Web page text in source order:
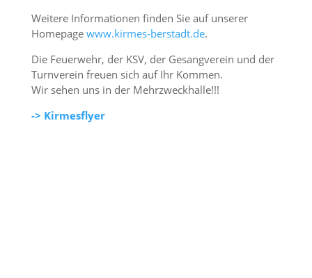
Weitere Informationen finden Sie auf unserer
Homepage www.kirmes-berstadt.de.
Die Feuerwehr, der KSV, der Gesangverein und der
Turnverein freuen sich auf Ihr Kommen.
Wir sehen uns in der Mehrzweckhalle!!!
-> Kirmesflyer